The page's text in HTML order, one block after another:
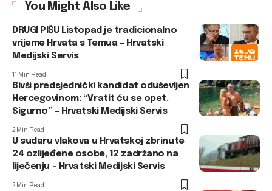
You Might Also Like
DRUGI PIŠU Listopad je tradicionalno
vrijeme Hrvata s Temua – Hrvatski
Medijski Servis
11 Min Read
Bivši predsjednički kandidat oduševljen
Hercegovinom: “Vratit ću se opet.
Sigurno” – Hrvatski Medijski Servis
2 Min Read
U sudaru vlakova u Hrvatskoj zbrinute
24 ozlijeđene osobe, 12 zadržano na
liječenju – Hrvatski Medijski Servis
2 Min Read